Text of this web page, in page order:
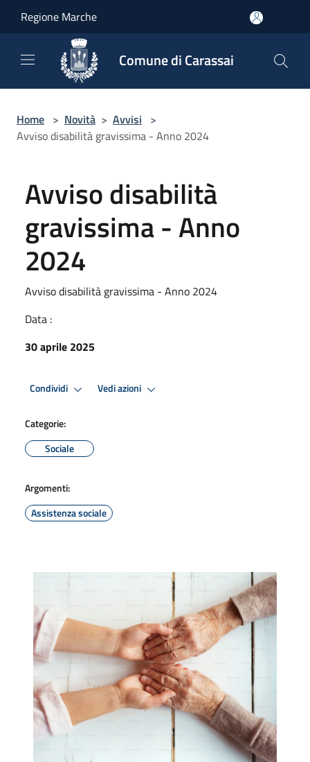
Regione Marche
Comune di Carassai
Home > Novità > Avvisi >
Avviso disabilità gravissima - Anno 2024
Avviso disabilità
gravissima - Anno
2024
Avviso disabilità gravissima - Anno 2024
Data :
30 aprile 2025
Condividi Vedi azioni
Categorie:
Sociale
Argomenti:
Assistenza sociale